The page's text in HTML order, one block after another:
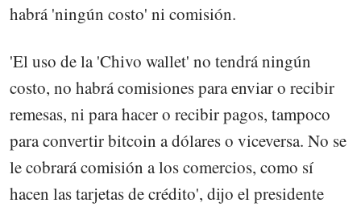
habrá 'ningún costo' ni comisión.
'El uso de la 'Chivo wallet' no tendrá ningún
costo, no habrá comisiones para enviar o recibir
remesas, ni para hacer o recibir pagos, tampoco
para convertir bitcoin a dólares o viceversa. No se
le cobrará comisión a los comercios, como sí
hacen las tarjetas de crédito', dijo el presidente